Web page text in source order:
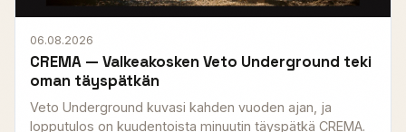
06.08.2026
CREMA — Valkeakosken Veto Underground teki
oman täyspätkän
Veto Underground kuvasi kahden vuoden ajan, ja
lopputulos on kuudentoista minuutin täyspätkä CREMA.